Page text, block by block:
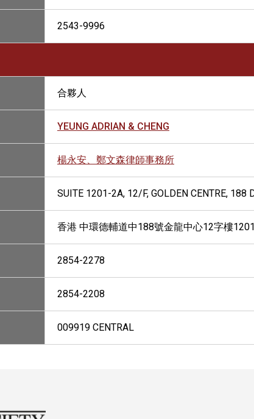
2543-9996
合夥人
YEUNG ADRIAN & CHENG
楊永安、鄭文森律師事務所
SUITE 1201-2A, 12/F, GOLDEN CENTRE, 188
香港 中環德輔道中188號金龍中心12字樓
2854-2278
2854-2208
009919 CENTRAL